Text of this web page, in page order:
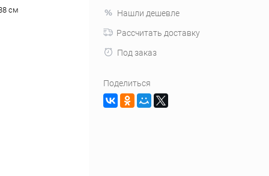
см
Нашли дешевле
Рассчитать доставку
Под заказ
Поделиться